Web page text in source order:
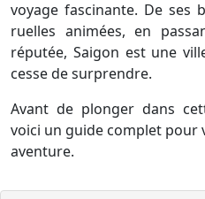
voyage fascinante. De ses
ruelles animées, en
réputée, Saigon est une
cesse de surprendre.
Avant de plonger dans
voici un guide complet pour
aventure.